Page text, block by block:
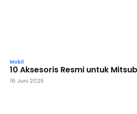
Mobil
10 Aksesoris Resmi untuk
16 Juni 2025